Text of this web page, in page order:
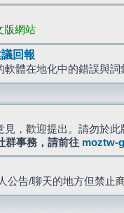
版網站
回報
軟體在地化中的錯誤與詞
，歡迎提出。請勿於此
群事務，請前往 moztw-
公告/聊天的地方但禁止